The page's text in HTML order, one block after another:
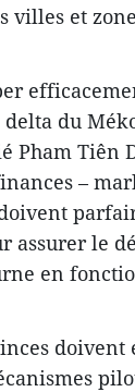
villes et
du
Pham Tiên
–
assurer le
en
doivent